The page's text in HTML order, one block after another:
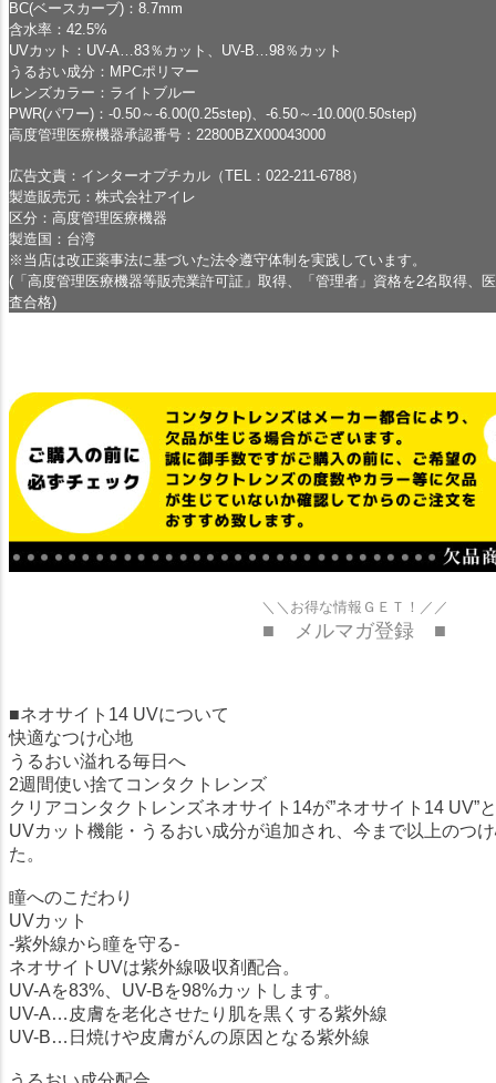
BC(ベースカーブ)：8.7mm
含水率：42.5%
UVカット：UV-A…83％カット、UV-B…98％カット
うるおい成分：MPCポリマー
レンズカラー：ライトブルー
PWR(パワー)：-0.50～-6.00(0.25step)、-6.50～-10.00(0.50step)
高度管理医療機器承認番号：22800BZX00043000
広告文責：インターオプチカル（TEL：022-211-6788）
製造販売元：株式会社アイレ
区分：高度管理医療機器
製造国：台湾
※当店は改正薬事法に基づいた法令遵守体制を実践しています。
(「高度管理医療機器等販売業許可証」取得、「管理者」資格を2名取得、
査合格)
＼＼お得な情報ＧＥＴ！／／
■ メルマガ登録 ■
■ネオサイト14 UVについて
快適なつけ心地
うるおい溢れる毎日へ
2週間使い捨てコンタクトレンズ
クリアコンタクトレンズネオサイト14が”ネオサイト14 UV”
UVカット機能・うるおい成分が追加され、今まで以上のつ
た。
瞳へのこだわり
UVカット
-紫外線から瞳を守る-
ネオサイトUVは紫外線吸収剤配合。
UV-Aを83%、UV-Bを98%カットします。
UV-A…皮膚を老化させたり肌を黒くする紫外線
UV-B…日焼けや皮膚がんの原因となる紫外線